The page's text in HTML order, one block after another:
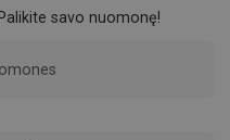
savo nuomonę!